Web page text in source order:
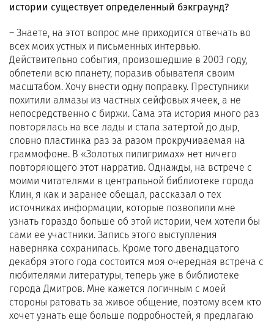
истории существует определенный бэкграунд?
– Знаете, на этот вопрос мне приходится отвечать во
всех моих устных и письменных интервью.
Действительно события, произошедшие в 2003 году,
облетели всю планету, поразив обывателя своим
масштабом. Хочу внести одну поправку. Преступники
похитили алмазы из частных сейфовых ячеек, а не
непосредственно с биржи. Сама эта история много раз
повторялась на все лады и стала затертой до дыр,
словно пластинка раз за разом прокручиваемая на
граммофоне. В «Золотых пилигримах» нет ничего
повторяющего этот нарратив. Однажды, на встрече с
моими читателями в центральной библиотеке города
Клин, я как и заранее обещал, рассказал о тех
источниках информации, которые позволили мне
узнать гораздо больше об этой истории, чем хотели бы
сами ее участники. Запись этого выступления
наверняка сохранилась. Кроме того двенадцатого
декабря этого года состоится моя очередная встреча с
любителями литературы, теперь уже в библиотеке
города Дмитров. Мне кажется логичным с моей
стороны ратовать за живое общение, поэтому всем кто
хочет узнать еще больше подробностей, я предлагаю